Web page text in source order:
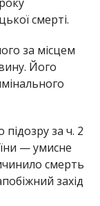
смерті.
за місцем
Його
за ч. 2
— умисне
смерть
захід